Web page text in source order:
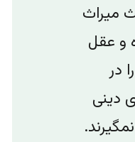
میراث
و عقل
در
دینی